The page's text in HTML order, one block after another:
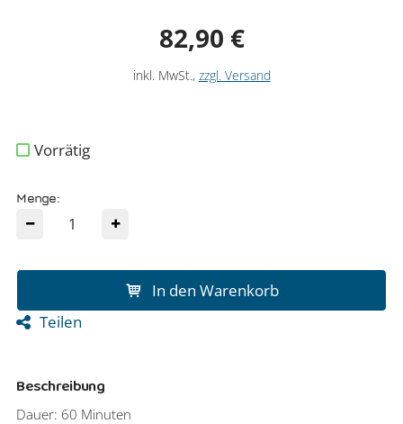
Verkaufspreis:
82,90 €
inkl. MwSt., zzgl. Versand
Vorrätig
Menge:
In den Warenkorb
Teilen
Beschreibung
Dauer: 60 Minuten